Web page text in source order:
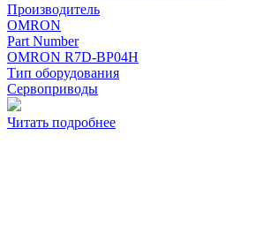
Производитель
OMRON
Part Number
OMRON R7D-BP04H
Тип оборудования
Сервоприводы
Читать подробнее